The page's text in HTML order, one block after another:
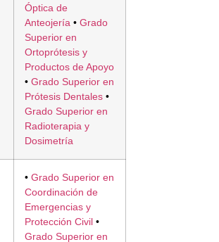
Óptica de
Anteojería • Grado
Superior en
Ortoprótesis y
Productos de Apoyo
• Grado Superior en
Prótesis Dentales •
Grado Superior en
Radioterapia y
Dosimetría
• Grado Superior en
Coordinación de
Emergencias y
Protección Civil •
Grado Superior en